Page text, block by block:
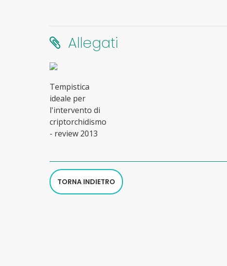
Allegati
Tempistica
ideale per
l'intervento di
criptorchidismo
- review 2013
TORNA INDIETRO